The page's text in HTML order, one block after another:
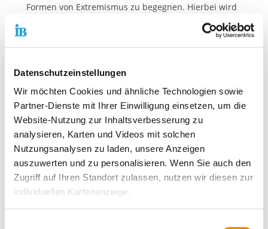
Datenschutzeinstellungen
Wir möchten Cookies und ähnliche Technologien sowie
Partner-Dienste mit Ihrer Einwilligung einsetzen, um die
Website-Nutzung zur Inhaltsverbesserung zu
analysieren, Karten und Videos mit solchen
Nutzungsanalysen zu laden, unsere Anzeigen
auszuwerten und zu personalisieren. Wenn Sie auch den
Zugriff auf Ihren Standort zulassen, nutzen wir diesen zur
individuellen Kartenanzeige.
Formen von Extremismus zu begegnen. Hierbei wird
sowohl zu den Themen Rassismus als auch zu
religiös oder politisch begründetem Extremismus
gearbeitet. Ziel ist es jeweils, eine Radikalisierung
Theaterworkshops, kreativem Schreiben oder auch
Musikworkshops. Hier lernen Jugendliche, sich selbst
auszudrücken und die Sichtweise ihres Gegenübers
besser zu verstehen. „Um Stigmatisierung zu
vermeiden und dem primärpräventiven
Arbeitsansatz gerecht zu werden, haben die
Maßnahmen immer alle Schüler*innen der
kooperierenden Schulen im Blick. In den
Gruppenangeboten erleben die Jugendlichen
gegenüber menschenfeindlichen Weltbildern“, sagt